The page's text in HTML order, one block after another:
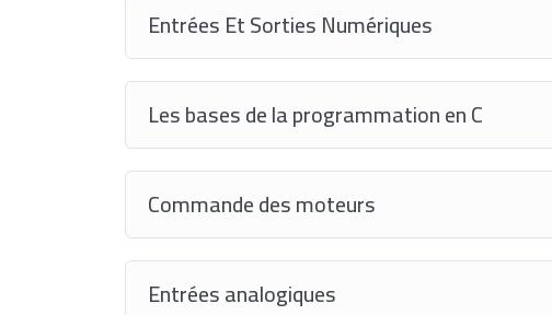
Entrées Et Sorties Numériques
Les bases de la programmation en C
Commande des moteurs
Entrées analogiques